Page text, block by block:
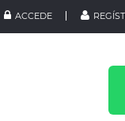
ACCEDE